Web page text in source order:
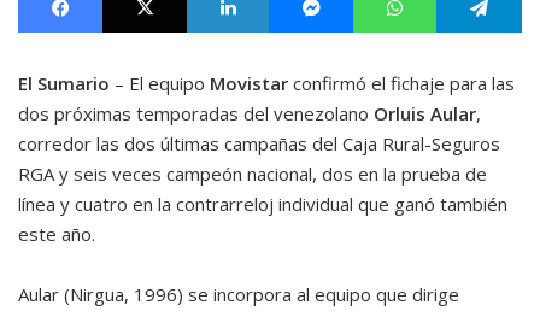
El Sumario – El equipo Movistar confirmó el fichaje para las
dos próximas temporadas del venezolano Orluis Aular,
corredor las dos últimas campañas del Caja Rural-Seguros
RGA y seis veces campeón nacional, dos en la prueba de
línea y cuatro en la contrarreloj individual que ganó también
este año.
Aular (Nirgua, 1996) se incorpora al equipo que dirige